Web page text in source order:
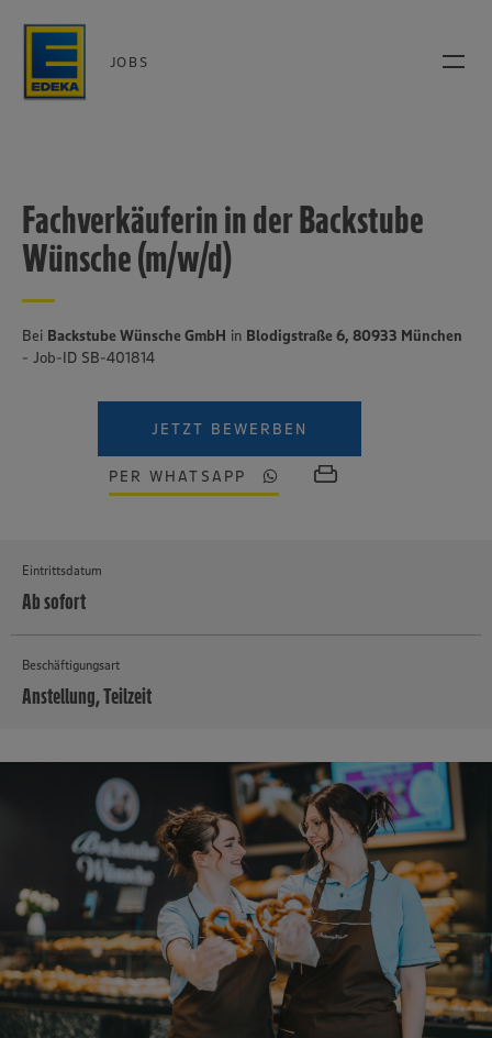
JOBS
Fachverkäuferin in der Backstube
Wünsche (m/w/d)
Bei Backstube Wünsche GmbH in Blodigstraße 6, 80933 München
- Job-ID SB-401814
JETZT BEWERBEN
PER WHATSAPP
Eintrittsdatum
Ab sofort
Beschäftigungsart
Anstellung, Teilzeit